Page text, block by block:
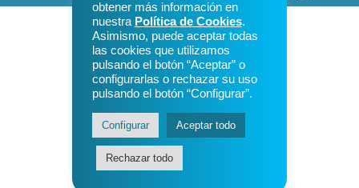
obtener más información en
nuestra Política de Cookies.
Asimismo, puede aceptar todas
las cookies que utilizamos
pulsando el botón “Aceptar” o
configurarlas o rechazar su uso
pulsando el botón “Configurar”.
Configurar Aceptar todo
Rechazar todo